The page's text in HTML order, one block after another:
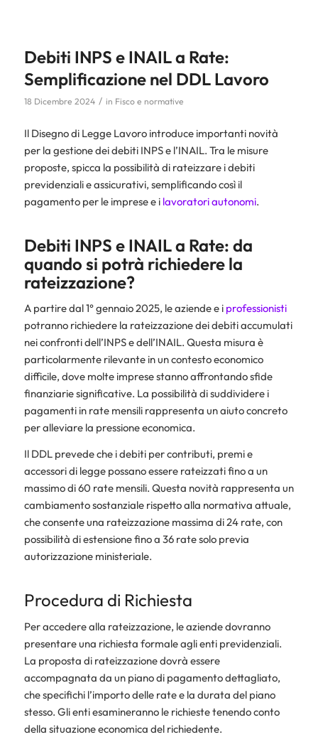
Debiti INPS e INAIL a Rate:
Semplificazione nel DDL Lavoro
18 Dicembre 2024 / in Fisco e normative
Il Disegno di Legge Lavoro introduce importanti novità
per la gestione dei debiti INPS e l’INAIL. Tra le misure
proposte, spicca la possibilità di rateizzare i debiti
previdenziali e assicurativi, semplificando così il
pagamento per le imprese e i lavoratori autonomi.
Debiti INPS e INAIL a Rate: da
quando si potrà richiedere la
rateizzazione?
A partire dal 1° gennaio 2025, le aziende e i professionisti
potranno richiedere la rateizzazione dei debiti accumulati
nei confronti dell’INPS e dell’INAIL. Questa misura è
particolarmente rilevante in un contesto economico
difficile, dove molte imprese stanno affrontando sfide
finanziarie significative. La possibilità di suddividere i
pagamenti in rate mensili rappresenta un aiuto concreto
per alleviare la pressione economica.
Il DDL prevede che i debiti per contributi, premi e
accessori di legge possano essere rateizzati fino a un
massimo di 60 rate mensili. Questa novità rappresenta un
cambiamento sostanziale rispetto alla normativa attuale,
che consente una rateizzazione massima di 24 rate, con
possibilità di estensione fino a 36 rate solo previa
autorizzazione ministeriale.
Procedura di Richiesta
Per accedere alla rateizzazione, le aziende dovranno
presentare una richiesta formale agli enti previdenziali.
La proposta di rateizzazione dovrà essere
accompagnata da un piano di pagamento dettagliato,
che specifichi l’importo delle rate e la durata del piano
stesso. Gli enti esamineranno le richieste tenendo conto
della situazione economica del richiedente.